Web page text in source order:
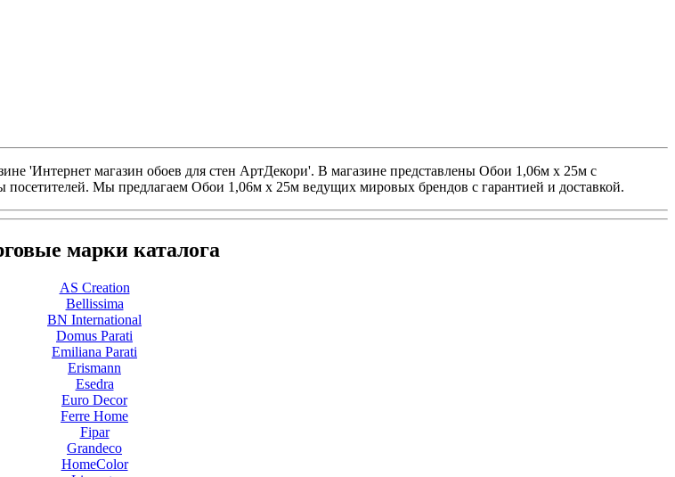
'Интернет магазин обоев для стен АртДекори'. В магазине представлены Обои 1,06м x 25м с
Мы предлагаем Обои 1,06м x 25м ведущих мировых брендов с гарантией и доставкой.
марки каталога
AS Creation
Bellissima
BN International
Domus Parati
Emiliana Parati
Erismann
Esedra
Euro Decor
Ferre Home
Fipar
Grandeco
HomeColor